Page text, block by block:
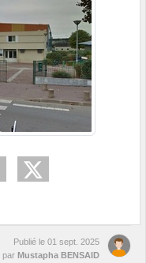
Publié le 01 sept. 2025
par Mustapha BENSAID